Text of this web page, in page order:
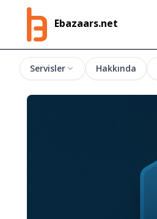
Ebazaars.net
Servisler Hakkında